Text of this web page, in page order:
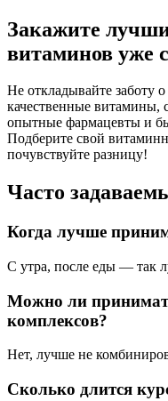
Закажите
витаминов уже
Не откладывайте заботу о
качественные витамины,
опытные фармацевты и
Подберите свой
почувствуйте разницу!
Часто
Когда лучше
С утра, после еды — так
Можно ли
комплексов?
Нет, лучше не
Сколько длится